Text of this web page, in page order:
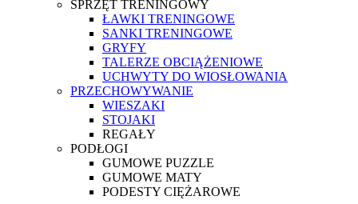
SPRZĘT TRENINGOWY
ŁAWKI TRENINGOWE
SANKI TRENINGOWE
GRYFY
TALERZE OBCIĄŻENIOWE
UCHWYTY DO WIOSŁOWANIA
PRZECHOWYWANIE
WIESZAKI
STOJAKI
REGAŁY
PODŁOGI
GUMOWE PUZZLE
GUMOWE MATY
PODESTY CIĘŻAROWE